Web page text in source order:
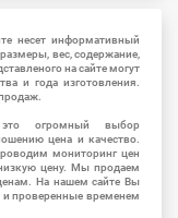
несет информативный
вес, содержание,
на сайте могут
и года изготовления.
это огромный выбор
цена и качество.
мониторинг цен
цену. Мы продаем
На нашем сайте Вы
и проверенные временем